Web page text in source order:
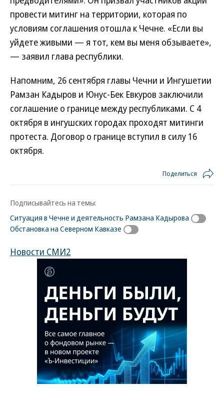
провести митинг на территории, которая по
условиям соглашения отошла к Чечне. «Если вы
уйдете живыми — я тот, кем вы меня обзываете»,
— заявил глава республики.
Напомним, 26 сентября главы Чечни и Ингушетии
Рамзан Кадыров и Юнус-Бек Евкуров заключили
соглашение о границе между республиками. С 4
октября в ингушских городах проходят митинги
протеста. Договор о границе вступил в силу 16
октября.
Поделиться
Подписывайтесь на темы:
Ситуация в Чечне и деятельность Рамзана Кадырова
Обстановка на Северном Кавказе
Новости СМИ2